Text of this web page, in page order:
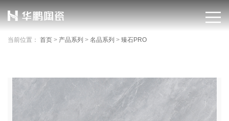
当前位置： 首页 > 产品系列 > 名品系列 > 臻石PRO